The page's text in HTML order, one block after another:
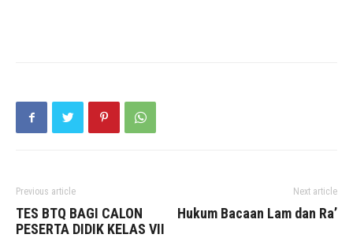
Previous article
TES BTQ BAGI CALON
PESERTA DIDIK KELAS VII
Next article
Hukum Bacaan Lam dan Ra’